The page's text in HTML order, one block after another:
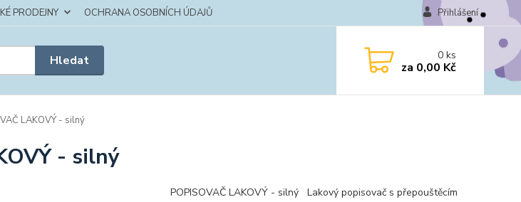
PRODEJNY OCHRANA OSOBNÍCH ÚDAJŮ Přihlášení
Hledat 0ks
za 0,00 Kč
LAKOVÝ - silný
- silný
POPISOVAČ LAKOVÝ - silný Lakový popisovač s přepouštěcím